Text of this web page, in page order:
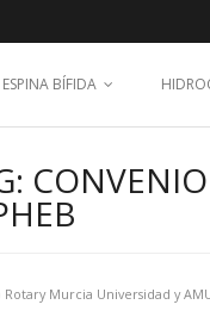
ESPINA BÍFIDA
Murcia Universidad y